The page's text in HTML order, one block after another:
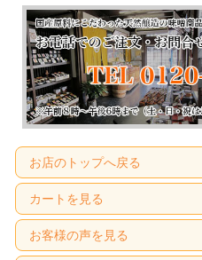
お店のトップへ戻る
カートを見る
お客様の声を見る